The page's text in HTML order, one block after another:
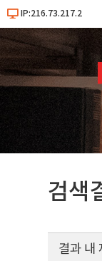
IP:216.73.217.2
검색
결과 내